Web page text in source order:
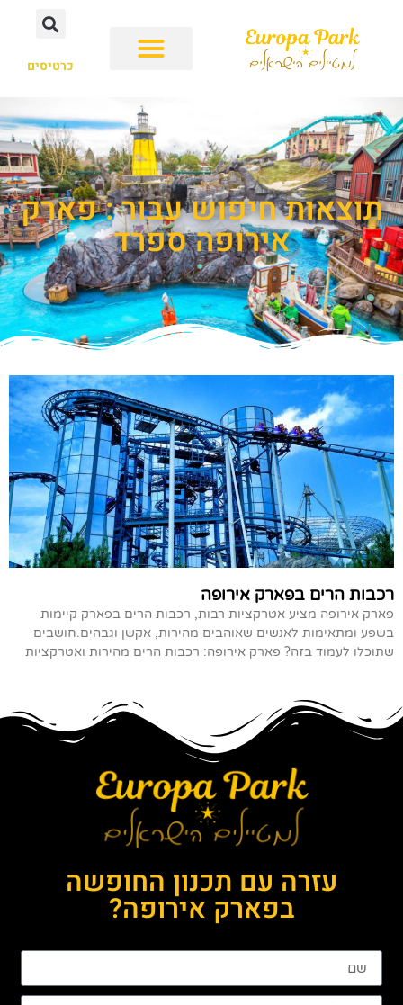
כרטיסים
תוצאות חיפוש עבור : פארק
אירופה ספרד
רכבות הרים בפארק אירופה
פארק אירופה מציע אטרקציות רבות, רכבות הרים בפארק קיימות
בשפע ומתאימות לאנשים שאוהבים מהירות, אקשן וגבהים.חושבים
שתוכלו לעמוד בזה? פארק אירופה: רכבות הרים מהירות ואטרקציות
עזרה עם תכנון החופשה
בפארק אירופה?